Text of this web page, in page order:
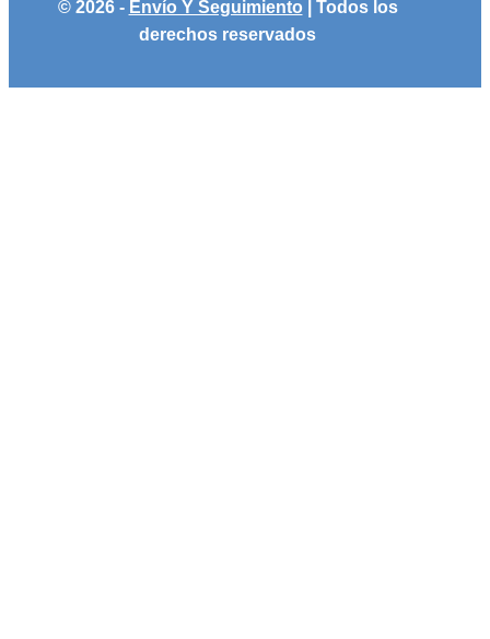
© 2026 - Envío Y Seguimiento | Todos los
derechos reservados